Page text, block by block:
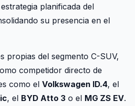
planificada del
su presencia en el
propias del segmento C-SUV,
competidor directo de
como el Volkswagen ID.4, el
, el BYD Atto 3 o el MG ZS EV.